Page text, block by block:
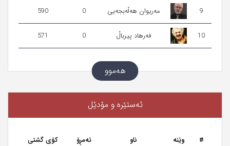
9 مەریوان ھەڵەبجەیی 0
590
10 فەرھاد پیرباڵ 0
571
هەموو
ئه‌ستێره‌ و مۆدێل
# وێنه‌ ناو ئەمڕۆ کۆی گشتی